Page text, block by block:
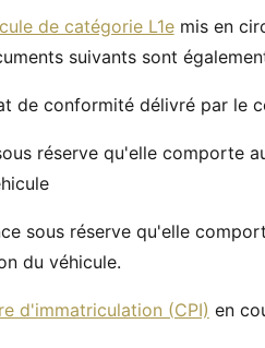
de catégorie L1emis en
suivants sont
de conformité délivré par le
réserve qu'elle comporte
sous réserve qu'elle
du véhicule.
d'immatriculation (CPI) en